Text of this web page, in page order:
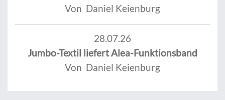
Von Daniel Keienburg
28.07.26
Jumbo-Textil liefert Alea-Funktionsband
Von Daniel Keienburg